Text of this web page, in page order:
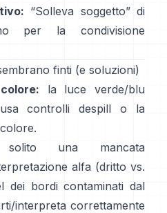
“Solleva soggetto” di
per la condivisione
finti (e soluzioni)
la luce verde/blu
controlli despill o la
una mancata
alfa (dritto vs.
dei bordi contaminati dal
interpreta correttamente